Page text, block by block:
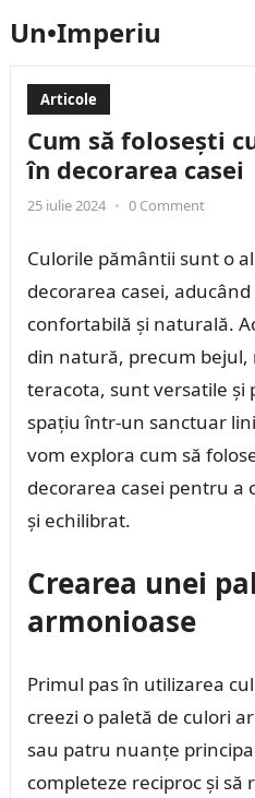
Un•Imperiu
Articole
Cum să folosești
în decorarea casei
25 iulie 2024 • 0 Comment
Culorile pământii sunt o
decorarea casei,
confortabilă și naturală.
din natură, precum bejul,
teracota, sunt versatile și
spațiu într-un sanctuar
vom explora cum să
decorarea casei pentru
și echilibrat.
Crearea unei
armonioase
Primul pas în utilizarea
creezi o paletă de culori
sau patru nuanțe
completeze reciproc și să